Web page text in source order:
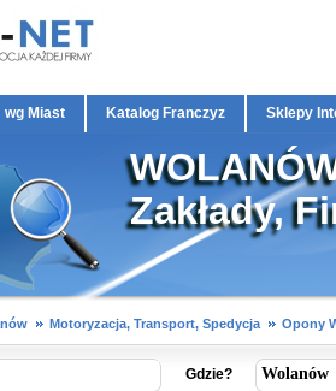
wg Miast Katalog Franczyz Sklepy
Zakłady,
Motoryzacja, Transport, Spedycja Opony
Gdzie?